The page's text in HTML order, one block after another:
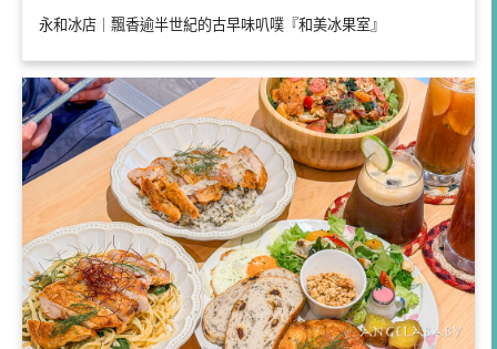
永和冰店｜飄香逾半世紀的古早味叭噗『和美冰果室』